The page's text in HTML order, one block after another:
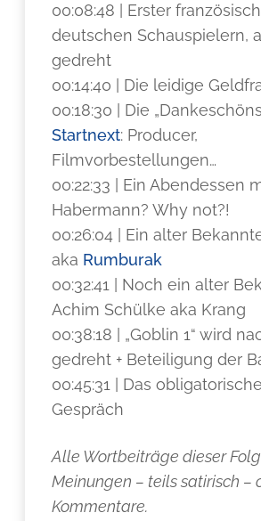
00:08:48 | Erster
deutschen Schauspielern,
gedreht
00:14:40 | Die leidige
00:18:30 | Die
Startnext: Producer,
Filmvorbestellungen…
00:22:33 | Ein Abendessen
Habermann? Why not?!
00:26:04 | Ein alter
aka Rumburak
00:32:41 | Noch ein alter
Achim Schülke aka Krang
00:38:18 | „Goblin 1“ wird
gedreht + Beteiligung der
00:45:31 | Das
Gespräch
Alle Wortbeiträge dieser
Meinungen – teils satirisch –
Kommentare.